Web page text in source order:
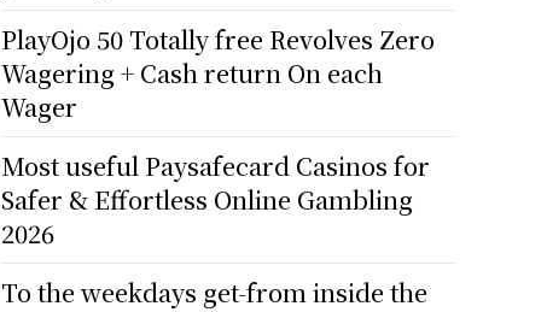
PlayOjo 50 Totally free Revolves Zero
Wagering + Cash return On each
Wager
Most useful Paysafecard Casinos for
Safer & Effortless Online Gambling
2026
To the weekdays get-from inside the